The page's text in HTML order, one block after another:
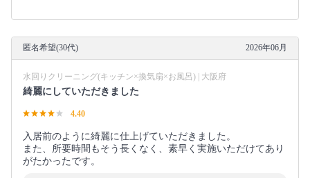
匿名希望(30代) 2026年06月
水回りクリーニング(キッチン×換気扇×お風呂) | 大阪府
綺麗にしていただきました
4.40
入居前のように綺麗に仕上げていただきました。
また、所要時間もそう長くなく、素早く実施いただけてあり
がたかったです。